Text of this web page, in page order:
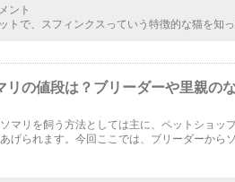
ント
トで、スフィンクスっていう特徴的な猫を知
リの値段は？ブリーダーや里親の
マリを飼う方法としては主に、ペットショッ
げられます。今回ここでは、ブリーダーから